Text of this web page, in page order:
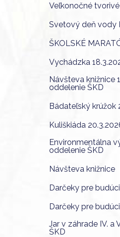
Veľkonočné
Svetový deň vody
ŠKOLSKÉ
Vychádzka
Návšteva knižnice
oddelenie ŠKD
Bádateľský krúžok
Kuliškiáda
Environmentálna
oddelenie ŠKD
Návšteva knižnice
Darčeky pre
Darčeky pre
Jar v záhrade IV. a
ŠKD